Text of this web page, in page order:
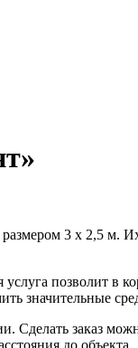
3 x 2,5
позволит в
значительные
Сделать заказ
до объекта.